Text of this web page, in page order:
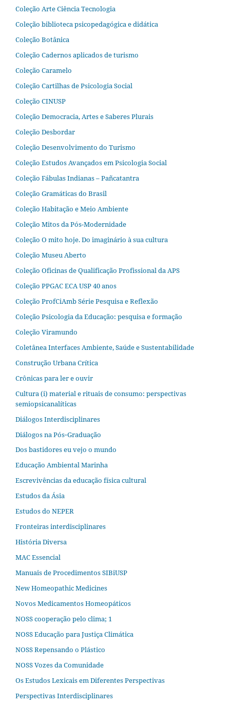
Coleção Arte Ciência Tecnologia
Coleção biblioteca psicopedagógica e didática
Coleção Botânica
Coleção Cadernos aplicados de turismo
Coleção Caramelo
Coleção Cartilhas de Psicologia Social
Coleção CINUSP
Coleção Democracia, Artes e Saberes Plurais
Coleção Desbordar
Coleção Desenvolvimento do Turismo
Coleção Estudos Avançados em Psicologia Social
Coleção Fábulas Indianas – Pañcatantra
Coleção Gramáticas do Brasil
Coleção Habitação e Meio Ambiente
Coleção Mitos da Pós-Modernidade
Coleção O mito hoje. Do imaginário à sua cultura
Coleção Museu Aberto
Coleção Oficinas de Qualificação Profissional da APS
Coleção PPGAC ECA USP 40 anos
Coleção ProfCiAmb Série Pesquisa e Reflexão
Coleção Psicologia da Educação: pesquisa e formação
Coleção Viramundo
Coletânea Interfaces Ambiente, Saúde e Sustentabilidade
Construção Urbana Crítica
Crônicas para ler e ouvir
Cultura (i) material e rituais de consumo: perspectivas
semiopsicanalíticas
Diálogos Interdisciplinares
Diálogos na Pós‐Graduação
Dos bastidores eu vejo o mundo
Educação Ambiental Marinha
Escrevivências da educação física cultural
Estudos da Ásia​
Estudos do NEPER
Fronteiras interdisciplinares
História Diversa
MAC Essencial
Manuais de Procedimentos SIBiUSP
New Homeopathic Medicines
Novos Medicamentos Homeopáticos
NOSS cooperação pelo clima; 1
NOSS Educação para Justiça Climática
NOSS Repensando o Plástico
NOSS Vozes da Comunidade
Os Estudos Lexicais em Diferentes Perspectivas
Perspectivas Interdisciplinares